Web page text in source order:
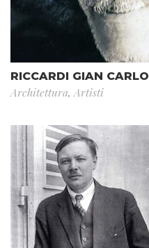
RICCARDI GIAN CARLO
Architettura, Artisti